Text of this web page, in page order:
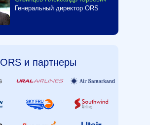
Генеральный директор ORS
ORS и партнеры